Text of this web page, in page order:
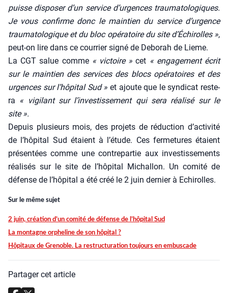
puisse dis­po­ser d’un ser­vice d’ur­gences trau­ma­to­lo­giques.
Je vous confirme donc le main­tien du ser­vice d’ur­gence
trau­ma­to­lo­gique et du bloc opé­ra­toire du site d’É­chi­rolles »,
peut-on lire dans ce cour­rier signé de Debo­rah de Lieme.
La CGT salue comme « vic­toire » cet « enga­ge­ment écrit
sur le main­tien des ser­vices des blocs opé­ra­toires et des
urgences sur l’hô­pi­tal Sud » et ajoute que le syn­di­cat res­te­
ra « vigi­lant sur l’in­ves­tis­se­ment qui sera réa­li­sé sur le
site ».
Depuis plu­sieurs mois, des pro­jets de réduc­tion d’activité
de l’hôpital Sud étaient à l’étude. Ces fer­me­tures étaient
pré­sen­tées comme une contre­par­tie aux inves­tis­se­ments
réa­li­sés sur le site de l’hôpital Michal­lon. Un comi­té de
défense de l’hôpital a été créé le 2 juin der­nier à Echi­rolles.
Sur le même sujet
2 juin, créa­tion d’un comi­té de défense de l’hôpital Sud
La mon­tagne orphe­line de son hôpi­tal ?
Hôpi­taux de Gre­noble. La restruc­tu­ra­tion tou­jours en embus­cade
Partager cet article